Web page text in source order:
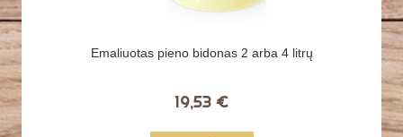
Emaliuotas pieno bidonas 2 arba 4 litrų
19,53 €